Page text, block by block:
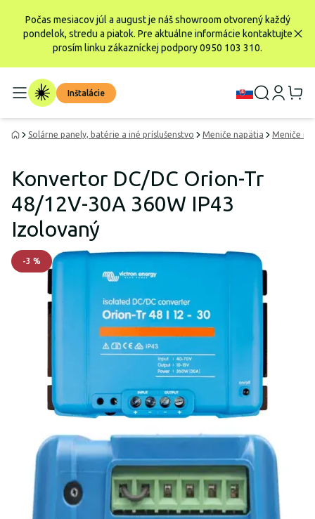
Počas mesiacov júl a august je náš showroom otvorený každý
pondelok, stredu a piatok. Pre aktuálne informácie kontaktujte
prosím linku zákazníckej podpory 0950 103 310.
Inštalácie
Solárne panely, batérie a iné príslušenstvo Meniče napätia Meniče
Konvertor DC/DC Orion-Tr
48/12V-30A 360W IP43
Izolovaný
-3 %